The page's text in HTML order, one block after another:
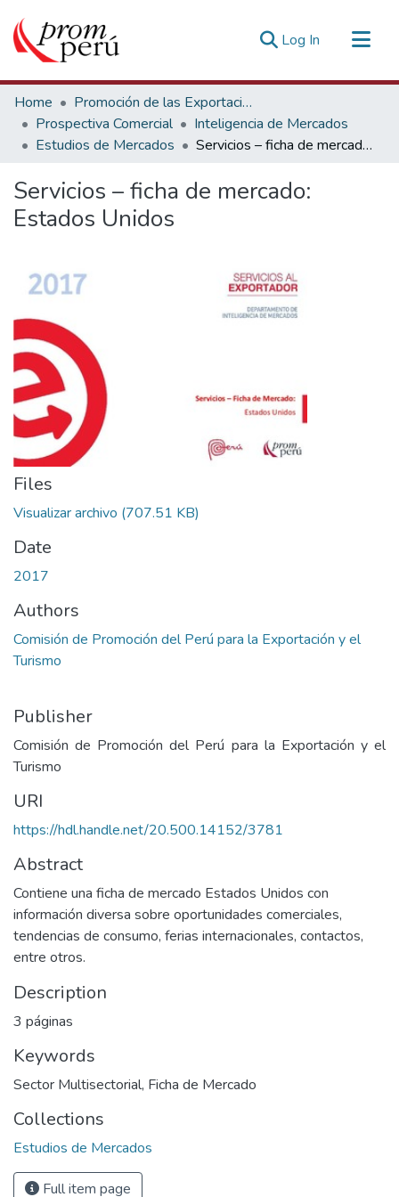
Log In (current)
Communities & Collections
All of DSpace
Statistics
Home
Promoción de las Exportaciones
Prospectiva Comercial
Inteligencia de Mercados
Estudios de Mercados
Servicios – ficha de mercado: Estados Unidos
Servicios – ficha de mercado:
Estados Unidos
Files
Visualizar archivo (707.51 KB)
Date
2017
Authors
Comisión de Promoción del Perú para la Exportación y el
Turismo
Publisher
Comisión de Promoción del Perú para la Exportación y el
Turismo
URI
https://hdl.handle.net/20.500.14152/3781
Abstract
Contiene una ficha de mercado Estados Unidos con
información diversa sobre oportunidades comerciales,
tendencias de consumo, ferias internacionales, contactos,
entre otros.
Description
3 páginas
Keywords
Sector Multisectorial, Ficha de Mercado
Collections
Estudios de Mercados
Full item page